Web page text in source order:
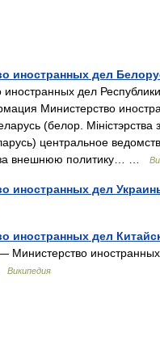
иностранных дел
иностранных дел
Министерство
(белор.
центральное
внешнюю политику… …
иностранных дел
иностранных дел
Министерство
Википедия